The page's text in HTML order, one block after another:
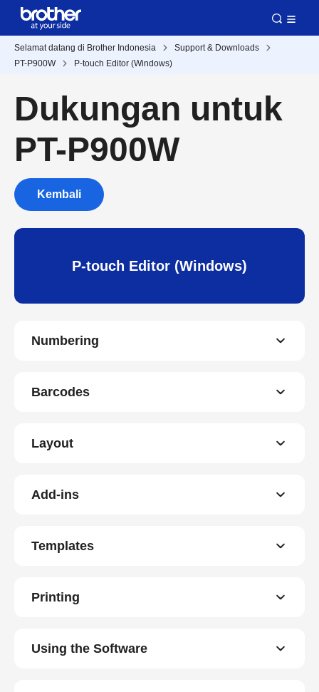
Selamat datang di Brother Indonesia
Support & Downloads
PT-P900W
P-touch Editor (Windows)
Dukungan untuk
PT-P900W
Kembali
P-touch Editor (Windows)
Numbering
Barcodes
Layout
Add-ins
Templates
Printing
Using the Software